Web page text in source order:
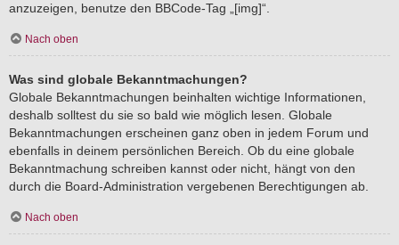
anzuzeigen, benutze den BBCode-Tag „[img]“.
Nach oben
Was sind globale Bekanntmachungen?
Globale Bekanntmachungen beinhalten wichtige Informationen,
deshalb solltest du sie so bald wie möglich lesen. Globale
Bekanntmachungen erscheinen ganz oben in jedem Forum und
ebenfalls in deinem persönlichen Bereich. Ob du eine globale
Bekanntmachung schreiben kannst oder nicht, hängt von den
durch die Board-Administration vergebenen Berechtigungen ab.
Nach oben